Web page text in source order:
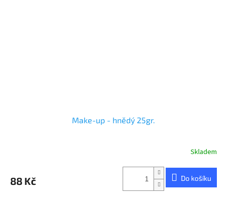
Make-up - hnědý 25gr.
Skladem
88 Kč Do košíku